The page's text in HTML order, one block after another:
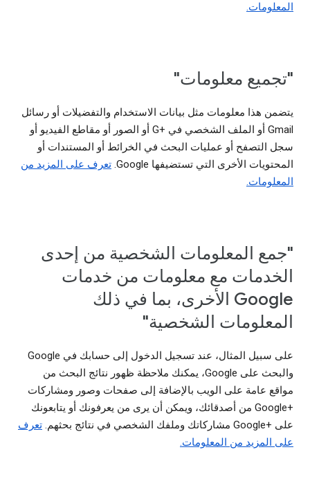
المعلومات.
"تجميع معلومات"
يتضمن هذا معلومات مثل بيانات الاستخدام والتفضيلات أو رسائل
Gmail أو الملف الشخصي في G+‎ أو الصور أو مقاطع الفيديو أو
سجل التصفح أو عمليات البحث في الخرائط أو المستندات أو
المحتويات الأخرى التي تستضيفها Google.
تعرف على المزيد من
المعلومات.
"جمع المعلومات الشخصية من إحدى
الخدمات مع معلومات من خدمات
Google الأخرى، بما في ذلك
المعلومات الشخصية"
على سبيل المثال، عند تسجيل الدخول إلى حسابك في Google
والبحث على Google، يمكنك ملاحظة ظهور نتائج البحث من
مواقع عامة على الويب بالإضافة إلى صفحات وصور ومشاركات
Google+‎ من أصدقائك، ويمكن أن يرى من يعرفونك أو يتابعونك
على Google+‎ مشاركاتك وملفك الشخصي في نتائج بحثهم.
تعرف
على المزيد من المعلومات.